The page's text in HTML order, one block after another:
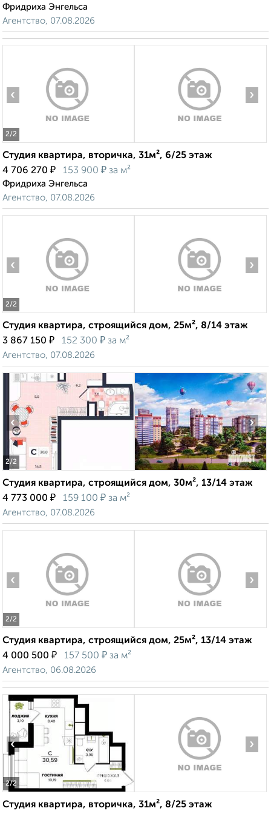
Фридриха Энгельса
Агентство, 07.08.2026
2/2
‹ ›
Студия квартира, вторичка, 31м², 6/25 этаж
4 706 270 ₽ 153 900 ₽ за м²
Фридриха Энгельса
Агентство, 07.08.2026
2/2
‹ ›
Студия квартира, строящийся дом, 25м², 8/14 этаж
3 867 150 ₽ 152 300 ₽ за м²
Агентство, 07.08.2026
2/2
‹ ›
Студия квартира, строящийся дом, 30м², 13/14 этаж
4 773 000 ₽ 159 100 ₽ за м²
Агентство, 07.08.2026
2/2
‹ ›
Студия квартира, строящийся дом, 25м², 13/14 этаж
4 000 500 ₽ 157 500 ₽ за м²
Агентство, 06.08.2026
2/2
‹ ›
Студия квартира, вторичка, 31м², 8/25 этаж